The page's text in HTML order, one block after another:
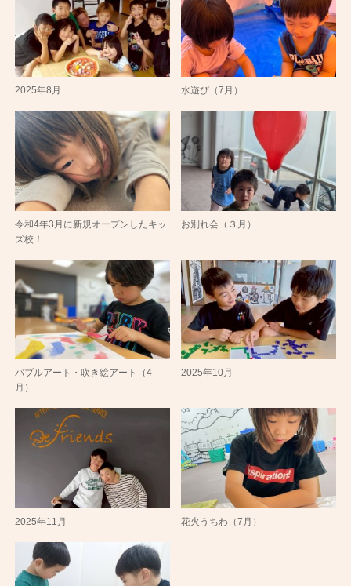
2025年8月 水遊び（7月）
令和4年3月に新規オープンしたキッ
ズ校！
お別れ会（３月）
バブルアート・吹き絵アート（4
月）
2025年10月
2025年11月 花火うちわ（7月）